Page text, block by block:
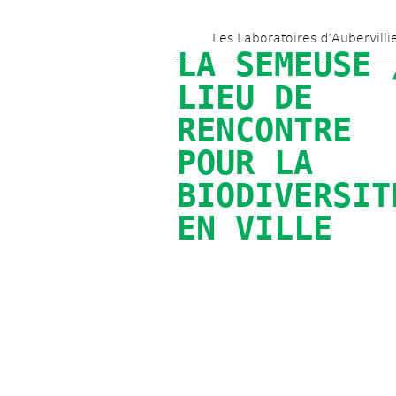
Les Laboratoires
LA
LIEU DE
RENCONTRE
POUR LA
EN VILLE